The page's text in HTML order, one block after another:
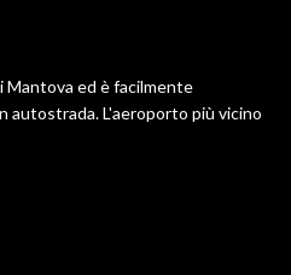
Mantova ed è facilmente
autostrada. L'aeroporto più vicino